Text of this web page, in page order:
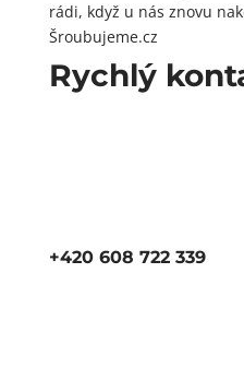
rádi, když u nás znovu
Šroubujeme.cz
Rychlý
+420 608 722 339